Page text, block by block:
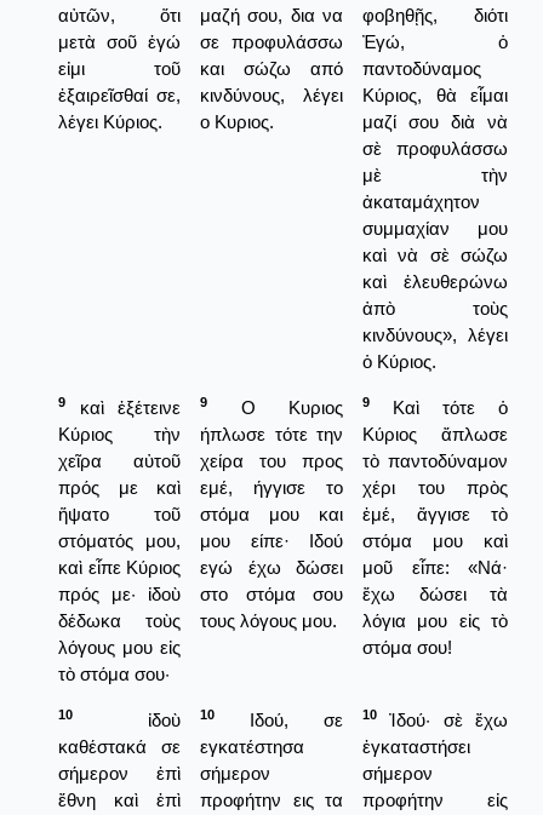
αὐτῶν, ὅτι
μετὰ σοῦ ἐγώ
εἰμι τοῦ
ἐξαιρεῖσθαί σε,
λέγει Κύριος.
μαζή σου, δια να
σε προφυλάσσω
και σώζω από
κινδύνους, λέγει
ο Κυριος.
φοβηθῇς, διότι
Ἐγώ, ὁ
παντοδύναμος
Κύριος, θὰ εἶμαι
μαζί σου διὰ νὰ
σὲ προφυλάσσω
μὲ τὴν
ἀκαταμάχητον
συμμαχίαν μου
καὶ νὰ σὲ σώζω
καὶ ἐλευθερώνω
ἀπὸ τοὺς
κινδύνους», λέγει
ὁ Κύριος.
9
καὶ ἐξέτεινε
Κύριος τὴν
χεῖρα αὐτοῦ
πρός με καὶ
ἥψατο τοῦ
στόματός μου,
καὶ εἶπε Κύριος
πρός με· ἰδοὺ
δέδωκα τοὺς
λόγους μου εἰς
τὸ στόμα σου·
9
Ο Κυριος
ήπλωσε τότε την
χείρα του προς
εμέ, ήγγισε το
στόμα μου και
μου είπε· Ιδού
εγώ έχω δώσει
στο στόμα σου
τους λόγους μου.
9
Καὶ τότε ὁ
Κύριος ἄπλωσε
τὸ παντοδύναμον
χέρι του πρὸς
ἐμέ, ἄγγισε τὸ
στόμα μου καὶ
μοῦ εἶπε: «Νά·
ἔχω δώσει τὰ
λόγια μου εἰς τὸ
στόμα σου!
10
ἰδοὺ
καθέστακά σε
σήμερον ἐπὶ
ἔθνη καὶ ἐπὶ
10
Ιδού, σε
εγκατέστησα
σήμερον
προφήτην εις τα
10
Ἰδού· σὲ ἔχω
ἐγκαταστήσει
σήμερον
προφήτην εἰς